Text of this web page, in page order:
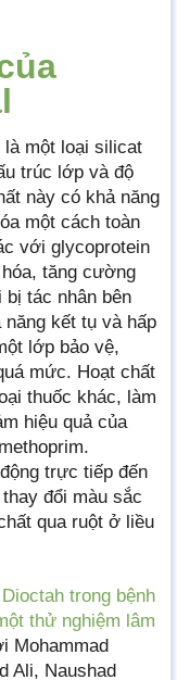
là một loại silicat
trúc lớp và độ
này có khả năng
một cách toàn
với glycoprotein
tăng cường
tác nhân bên
năng kết tụ và hấp
lớp bảo vệ,
mức. Hoạt chất
thuốc khác, làm
hiệu quả của
trực tiếp đến
đổi màu sắc
qua ruột ở liều
trong bệnh
thử nghiệm lâm
Mohammad
Ali, Naushad